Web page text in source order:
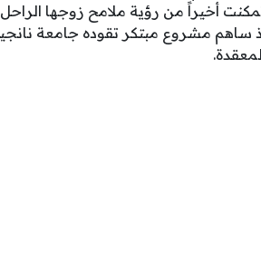
أخيراً من رؤية ملامح زوجها
ساهم مشروع مبتكر تقوده جامعة